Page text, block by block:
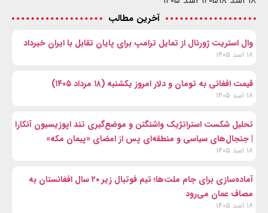
آخرین مطالب
وال‌ استریت ژورنال از تمایل ترامپ برای پایان تقابل با ایران خبرداد
۱۸ اسد ۱۴۰۵
قیمت افغانی به تومان و دلار امروز یکشنبه (۱۸ مرداد ۱۴۰۵)
۱۸ اسد ۱۴۰۵
تحلیل شکست استراتژیک واشنگتن و موضع‌گیری تند اپوزیسیون آنکارا
| جنجال‌های سیاسی و منطقه‌ای پس از امضای «پیمان مکه»
۱۸ اسد ۱۴۰۵
آماده‌سازی برای جام ملت‌ها؛ تیم فوتبال زیر ۲۰ سال افغانستان به
مصاف عمان می‌رود
۱۸ اسد ۱۴۰۵